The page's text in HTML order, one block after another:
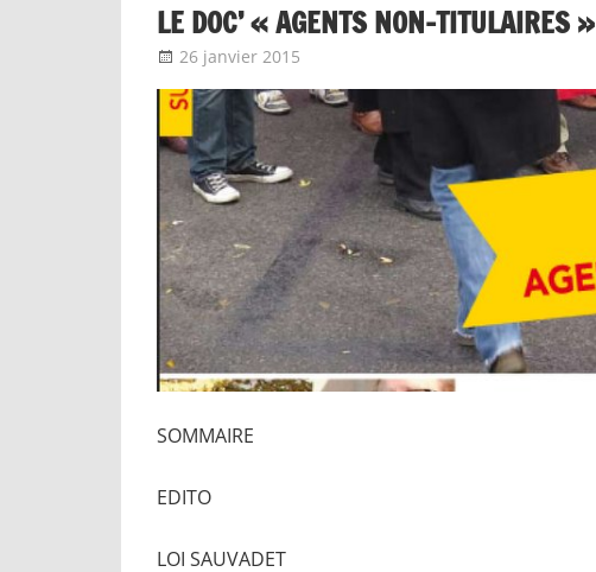
LE DOC’ « AGENTS NON-TITULAIRES »
26 janvier 2015
SOMMAIRE
EDITO
LOI SAUVADET